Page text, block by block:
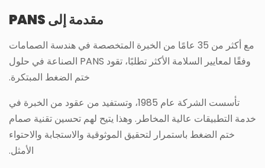
مقدمة إلى PANS
مع أكثر من 35 عامًا من الخبرة المتخصصة في هندسة الصمامات
وفقًا لمعايير السلامة الأكثر تطلبًا، تقود PANS الصناعة في حلول
ختم الضغط المبتكرة.
تأسست الشركة عام 1985، وتستفيد من عقود من الخبرة في
خدمة التطبيقات عالية المخاطر. وهذا يتيح لهم تحسين تقنية صمام
ختم الضغط باستمرار لتحقيق الموثوقية والاستجابة والاحتواء
الأمثل.